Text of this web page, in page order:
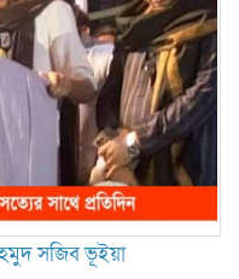
সজিব ভূইয়া